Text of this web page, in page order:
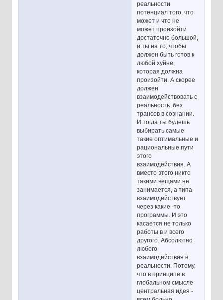
реальности
потенциал того, что
может и что не
может произойти
достаточно большой,
и ты на то, чтобы
должен быть готов к
любой хуйне,
которая должна
произойти. А скорее
должен
взаимодействовать с
реальность. без
трансов в сознании.
И тогда ты будешь
выбирать самые
такие оптимальные и
рациональные пути
этого
взаимодействия. А
вместо этого никто
такими вещами не
занимается, а типа
взаимодействует
через какие -то
программы. И это
касается не только
работы в и всего
другого. Абсолютно
любого
взаимодействия в
реальности. Потому,
что в принципе в
глобальном смысле
центральная идея -